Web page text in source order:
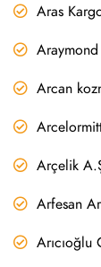
Aras
Araymond
Arcan
Arçelik
Arfesan
Arıcıoğlu